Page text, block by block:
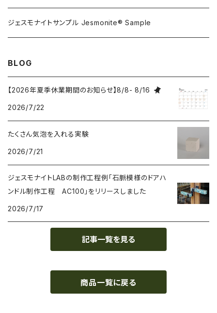
攪拌ブレード Mixing blade
カップ Cup
ジェスモナイトサンプル Jesmonite® Sample
BLOG
【2026年夏季休業期間のお知らせ】8/8- 8/16
2026/7/22
たくさん気泡を入れる実験
2026/7/21
ジェスモナイトLABの制作工程例「石脈模様のドアハ
ンドル制作工程 AC100」をリリースしました
2026/7/17
記事一覧を見る
商品一覧に戻る